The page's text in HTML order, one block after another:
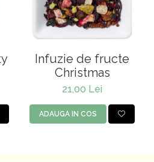
Infuzie de fructe
Christmas
21,00 Lei
ADAUGA IN COS